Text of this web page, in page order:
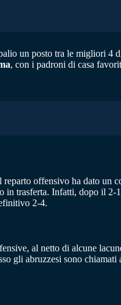
un posto tra le migliori 4
, con i padroni di casa
offensivo ha dato un
in trasferta. Infatti, dopo il
2-4.
al netto di alcune
gli abruzzesi sono